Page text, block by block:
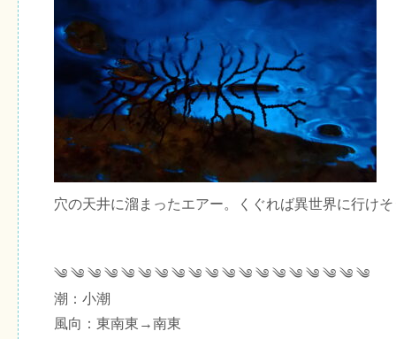
穴の天井に溜まったエアー。くぐれば異世界に行けそ
༄ ༄ ༄ ༄ ༄ ༄ ༄ ༄ ༄ ༄ ༄ ༄ ༄ ༄ ༄ ༄ ༄ ༄ ༄
潮：小潮
風向：東南東→南東